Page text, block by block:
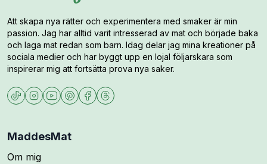
Att skapa nya rätter och experimentera med smaker är min
passion. Jag har alltid varit intresserad av mat och började baka
och laga mat redan som barn. Idag delar jag mina kreationer på
sociala medier och har byggt upp en lojal följarskara som
inspirerar mig att fortsätta prova nya saker.
MaddesMat
Om mig